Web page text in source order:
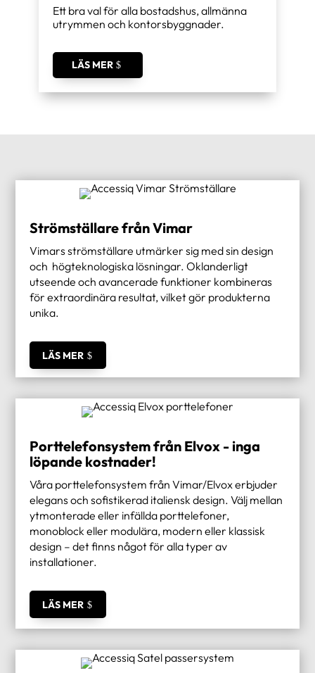
Ett bra val för alla bostadshus, allmänna
utrymmen och kontorsbyggnader.
LÄS MER
Strömställare från Vimar
Vimars strömställare utmärker sig med sin design
och högteknologiska lösningar. Oklanderligt
utseende och avancerade funktioner kombineras
för extraordinära resultat, vilket gör produkterna
unika.
LÄS MER
Porttelefonsystem från Elvox - inga
löpande kostnader!
Våra porttelefonsystem från Vimar/Elvox erbjuder
elegans och sofistikerad italiensk design. Välj mellan
ytmonterade eller infällda porttelefoner,
monoblock eller modulära, modern eller klassisk
design – det finns något för alla typer av
installationer.
LÄS MER